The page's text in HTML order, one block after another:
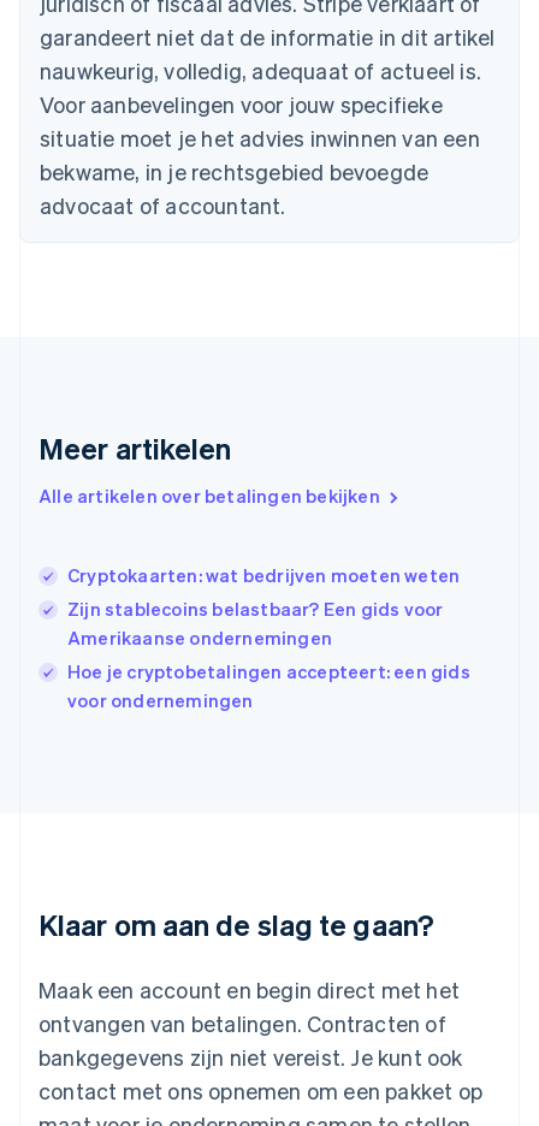
garandeert niet dat de informatie in dit artikel
nauwkeurig, volledig, adequaat of actueel is.
Voor aanbevelingen voor jouw specifieke
situatie moet je het advies inwinnen van een
bekwame, in je rechtsgebied bevoegde
advocaat of accountant.
Meer artikelen
Alle artikelen over betalingen bekijken
Cryptokaarten: wat bedrijven moeten weten
Zijn stablecoins belastbaar? Een gids voor
Amerikaanse ondernemingen
Hoe je cryptobetalingen accepteert: een gids
voor ondernemingen
Klaar om aan de slag te gaan?
Maak een account en begin direct met het
ontvangen van betalingen. Contracten of
bankgegevens zijn niet vereist. Je kunt ook
contact met ons opnemen om een pakket op
English
Denemarken
Duitsland
DeutschEnglish
Estland
Finland
EnglishSvenska
English
Hongkong SAR, China
English简体中文
English
Italië
ItalianoEnglish
日本語English
Kroatië
FrançaisDeutschEnglish
English
Malta
English
Mexico
Nederland